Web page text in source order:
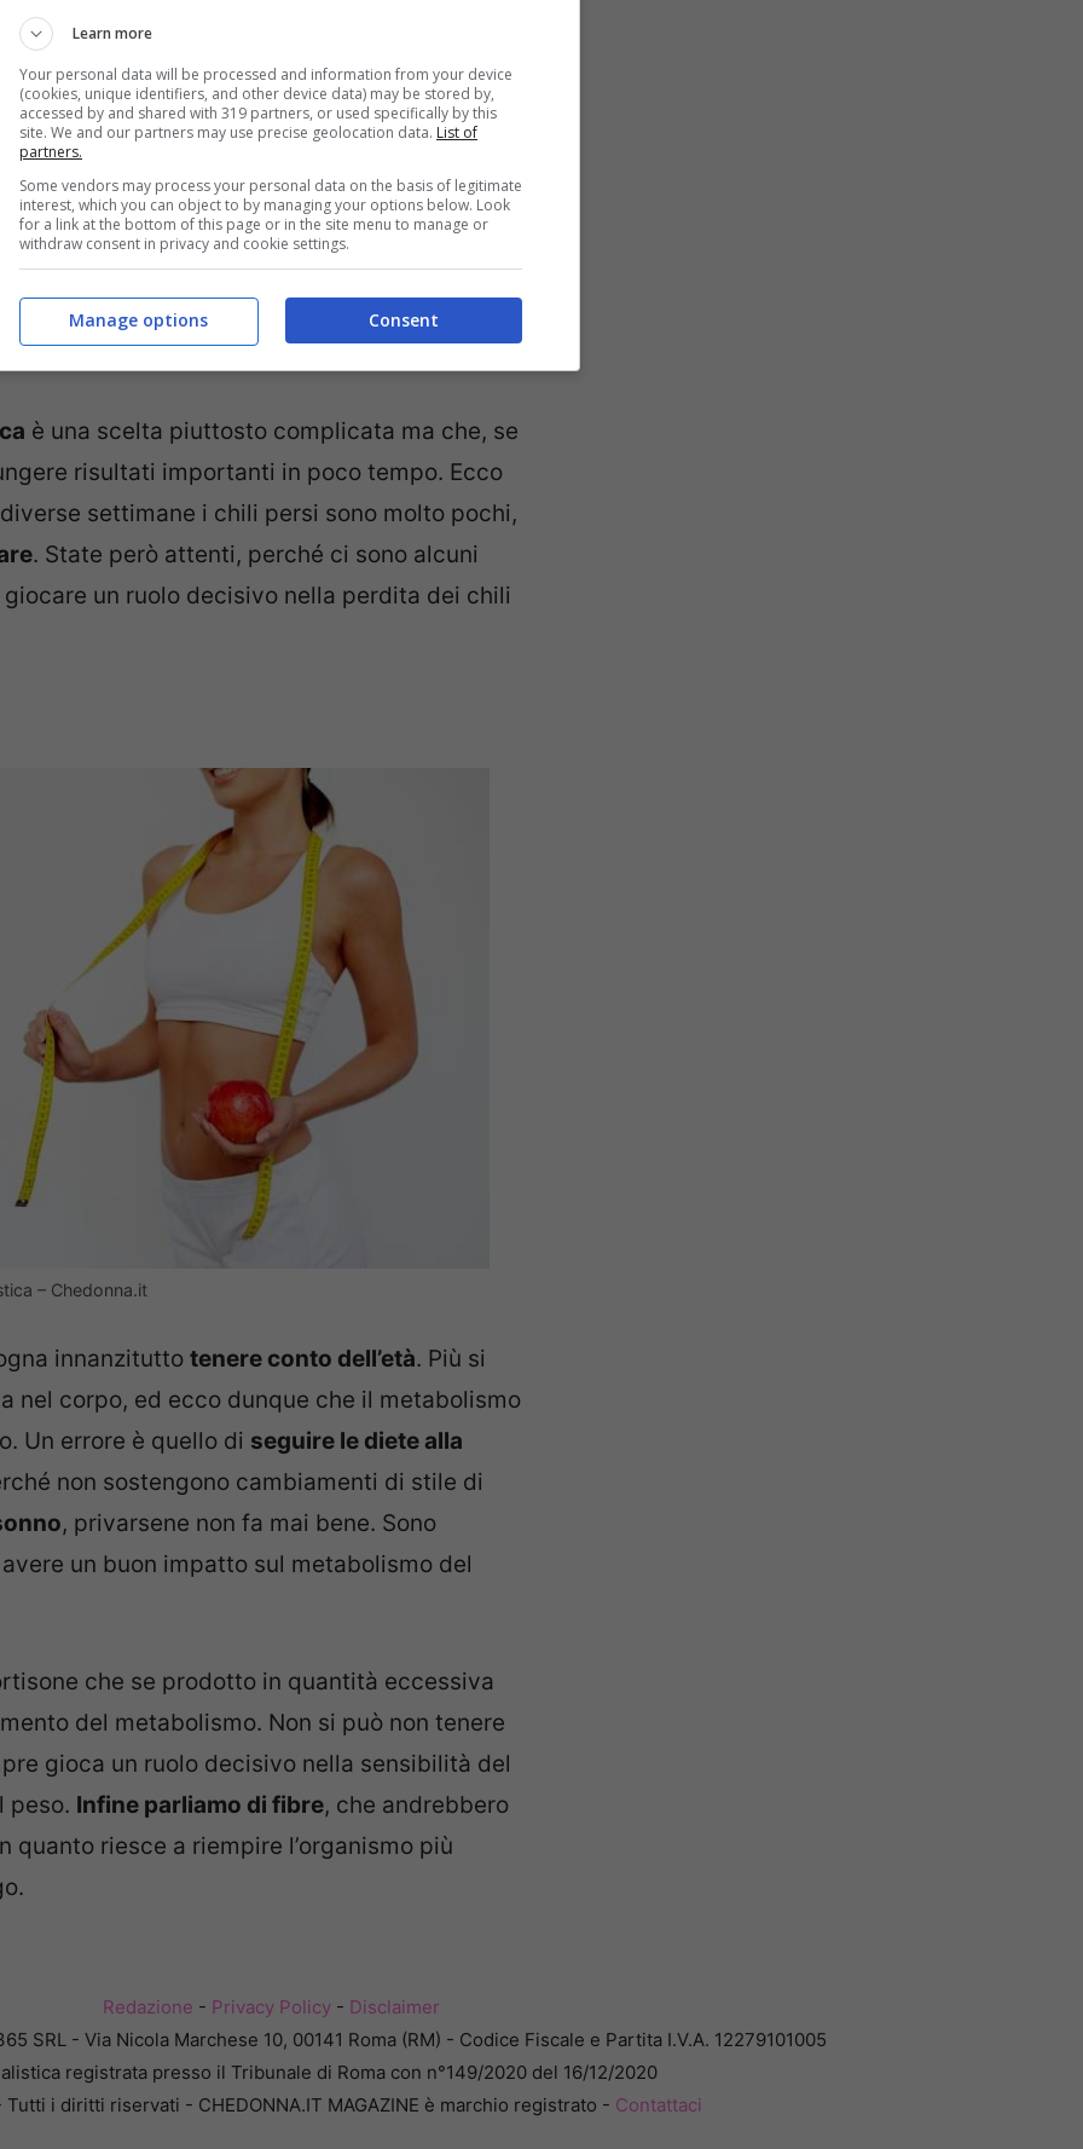
quello delregime alimentare
il peso extra accumulato. Non mancano
nonostante diete sempre più ferree,
Per quale motivo succede tutto questo?
praticamente chiunque, ecco cosa evitare
l’errore da non
è una scelta piuttosto complicata ma che, se
risultati importanti in poco tempo. Ecco
settimane i chili persi sono molto pochi,
. State però attenti, perché ci sono alcuni
un ruolo decisivo nella perdita dei chili
– Chedonna.it
innanzitutto tenere conto dell’età. Più si
nel corpo, ed ecco dunque che il metabolismo
Un errore è quello di seguire le diete alla
non sostengono cambiamenti di stile di
, privarsene non fa mai bene. Sono
un buon impatto sul metabolismo del
che se prodotto in quantità eccessiva
del metabolismo. Non si può non tenere
gioca un ruolo decisivo nella sensibilità del
peso. Infine parliamo di fibre, che andrebbero
riesce a riempire l’organismo più
Redazione - Privacy Policy- Disclaimer
SRL - Via Nicola Marchese 10, 00141 Roma (RM) - Codice Fiscale e Partita I.V.A. 12279101005
registrata presso il Tribunale di Roma con n°149/2020 del 16/12/2020
i diritti riservati - CHEDONNA.IT MAGAZINE è marchio registrato - Contattaci
Learn more
Your personal data will be processed and information from your device
(cookies, unique identifiers, and other device data) may be stored by,
accessed by and shared with 319 partners, or used specifically by this
site. We and our partners may use precise geolocation data. List of
partners.
Some vendors may process your personal data on the basis of legitimate
interest, which you can object to by managing your options below. Look
for a link at the bottom of this page or in the site menu to manage or
withdraw consent in privacy and cookie settings.
Consent
Manage options